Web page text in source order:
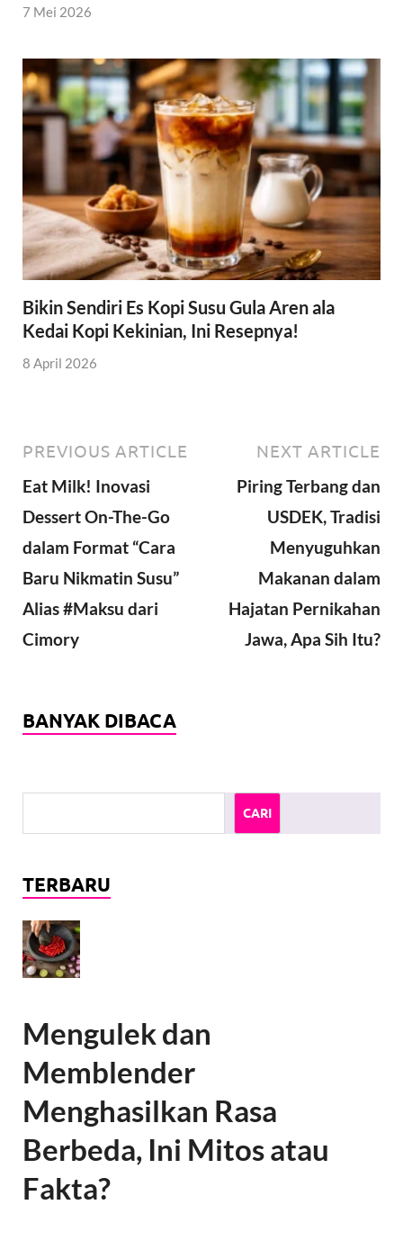
7 Mei 2026
Bikin Sendiri Es Kopi Susu Gula Aren ala
Kedai Kopi Kekinian, Ini Resepnya!
8 April 2026
PREVIOUS ARTICLE
Eat Milk! Inovasi
Dessert On-The-Go
dalam Format “Cara
Baru Nikmatin Susu”
Alias #Maksu dari
Cimory
NEXT ARTICLE
Piring Terbang dan
USDEK, Tradisi
Menyuguhkan
Makanan dalam
Hajatan Pernikahan
Jawa, Apa Sih Itu?
BANYAK DIBACA
CARI
TERBARU
Mengulek dan
Memblender
Menghasilkan Rasa
Berbeda, Ini Mitos atau
Fakta?